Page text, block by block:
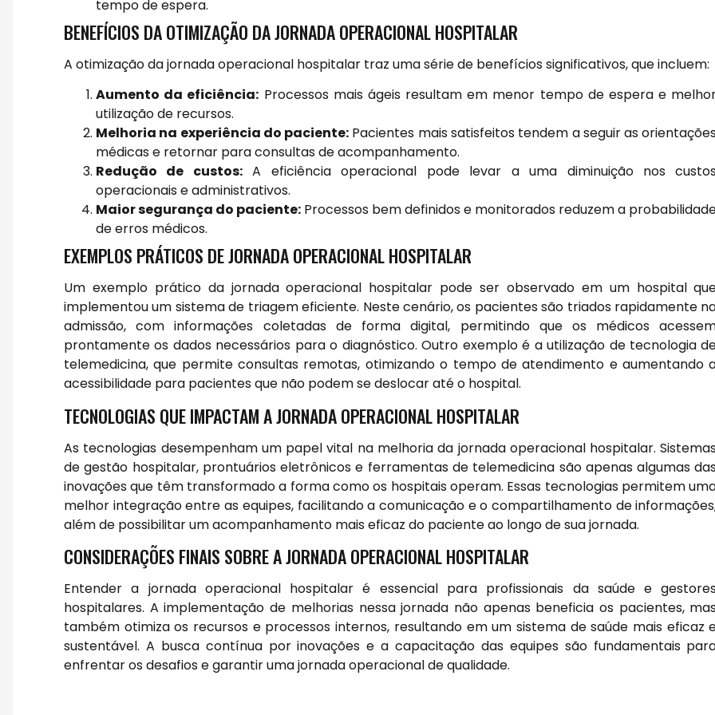
tempo de espera.
BENEFÍCIOS DA OTIMIZAÇÃO DA JORNADA OPERACIONAL HOSPITALAR
A otimização da jornada operacional hospitalar traz uma série de benefícios significativos, que incluem:
Aumento da eficiência: Processos mais ágeis resultam em menor tempo de espera e
utilização de recursos.
Melhoria na experiência do paciente: Pacientes mais satisfeitos tendem a seguir as
médicas e retornar para consultas de acompanhamento.
Redução de custos:A eficiência operacional pode levar a uma diminuição nos
operacionais e administrativos.
Maior segurança do paciente: Processos bem definidos e monitorados reduzem a
de erros médicos.
EXEMPLOS PRÁTICOS DE JORNADA OPERACIONAL HOSPITALAR
Um exemplo prático da jornada operacional hospitalar pode ser observado em um hospital
implementou um sistema de triagem eficiente. Neste cenário, os pacientes são triados rapidamente
admissão, com informações coletadas de forma digital, permitindo que os médicos
prontamente os dados necessários para o diagnóstico. Outro exemplo é a utilização de tecnologia
telemedicina, que permite consultas remotas, otimizando o tempo de atendimento e aumentando
acessibilidade para pacientes que não podem se deslocar até o hospital.
TECNOLOGIAS QUE IMPACTAM A JORNADA OPERACIONAL HOSPITALAR
As tecnologias desempenham um papel vital na melhoria da jornada operacional hospitalar.
de gestão hospitalar, prontuários eletrônicos e ferramentas de telemedicina são apenas algumas
inovações que têm transformado a forma como os hospitais operam. Essas tecnologias permitem
melhor integração entre as equipes, facilitando a comunicação e o compartilhamento de
além de possibilitar um acompanhamento mais eficaz do paciente ao longo de sua jornada.
CONSIDERAÇÕES FINAIS SOBRE A JORNADA OPERACIONAL HOSPITALAR
Entender a jornada operacional hospitalar é essencial para profissionais da saúde e
hospitalares. A implementação de melhorias nessa jornada não apenas beneficia os pacientes,
também otimiza os recursos e processos internos, resultando em um sistema de saúde mais eficaz
sustentável. A busca contínua por inovações e a capacitação das equipes são fundamentais
enfrentar os desafios e garantir uma jornada operacional de qualidade.